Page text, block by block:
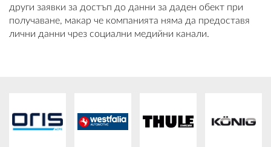
други заявки за достъп до данни за даден обект при
получаване, макар че компанията няма да предоставя
лични данни чрез социални медийни канали.